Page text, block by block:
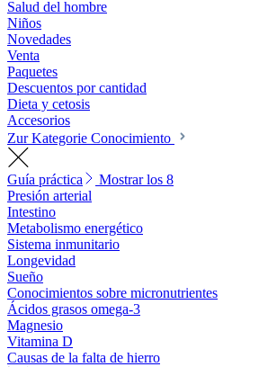
Salud del hombre
Niños
Novedades
Venta
Paquetes
Descuentos por cantidad
Dieta y cetosis
Accesorios
Zur Kategorie Conocimiento
Guía práctica
Mostrar los 8
Presión arterial
Intestino
Metabolismo energético
Sistema inmunitario
Longevidad
Sueño
Conocimientos sobre micronutrientes
Ácidos grasos omega-3
Magnesio
Vitamina D
Causas de la falta de hierro